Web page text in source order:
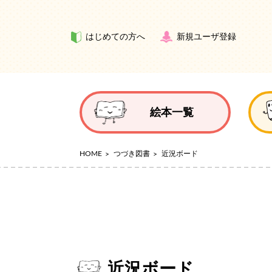
はじめての方へ 新規ユーザ登録
絵本一覧
HOME つづき図書 近況ボード